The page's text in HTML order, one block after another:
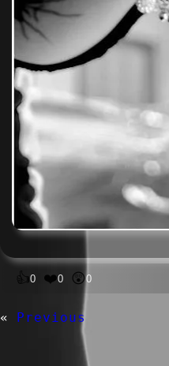
👍0 ❤️0 😲0
«
Previous